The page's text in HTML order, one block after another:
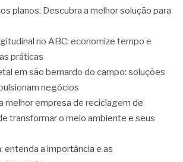
planos: Descubra a melhor solução para
no ABC: economize tempo e
práticas
em são bernardo do campo: soluções
negócios
melhor empresa de reciclagem de
transformar o meio ambiente e seus
entenda a importância e as